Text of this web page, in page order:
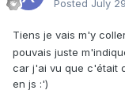
Posted July
Tiens je vais m'y
pouvais juste
car j'ai vu que c'était
en js :')